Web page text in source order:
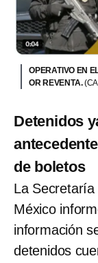
OPERATIVO EN
OR REVENTA.
Detenidos
de boletos
La Secretaría
México
información
detenidos